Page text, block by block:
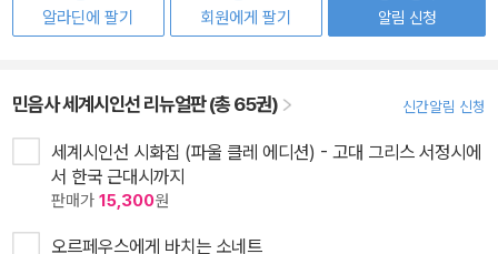
알라딘에 팔기
회원에게 팔기
알림 신청
민음사 세계시인선 리뉴얼판 (총 65권) 신간알림 신청
세계시인선 시화집 (파울 클레 에디션) - 고대 그리스 서정시에
서 한국 근대시까지
판매가 15,300원
오르페우스에게 바치는 소네트